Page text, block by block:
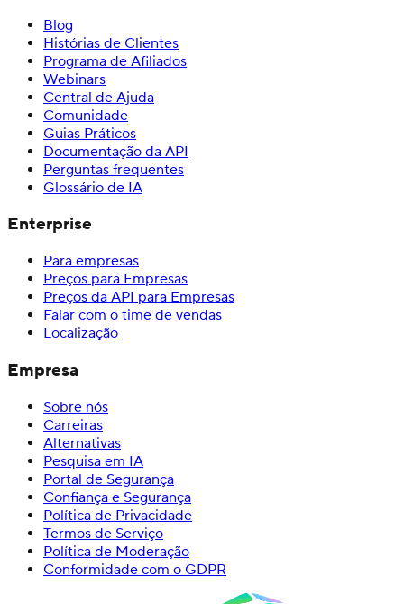
Blog
Histórias de Clientes
Programa de Afiliados
Webinars
Central de Ajuda
Comunidade
Guias Práticos
Documentação da API
Perguntas frequentes
Glossário de IA
Enterprise
Para empresas
Preços para Empresas
Preços da API para Empresas
Falar com o time de vendas
Localização
Empresa
Sobre nós
Carreiras
Alternativas
Pesquisa em IA
Portal de Segurança
Confiança e Segurança
Política de Privacidade
Termos de Serviço
Política de Moderação
Conformidade com o GDPR